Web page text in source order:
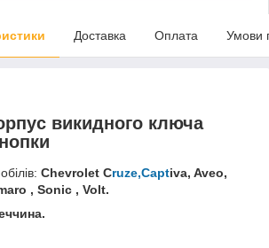
Доставка Оплата Умови
викидного ключа
Chevrolet Cruze,Captiva, Aveo,
, Sonic , Volt.